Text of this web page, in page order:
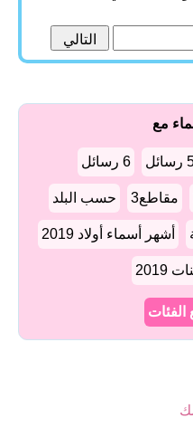
مع
6 رسائل
مقاطع3 حسب البلد
أشهر أسماء أولاد 2019
2019